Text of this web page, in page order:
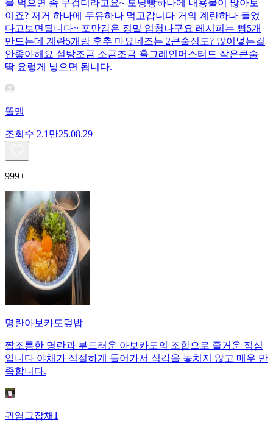
을 먹으면 좀 무겁더라고요~ 모닝빵하나에 내용물이 많아보
이죠? 저거 하나에 두유하나 먹고갑니다 거의 계란하나 들었
다고보면됩니다~ 포만감은 정말 엄청나구요 레시피는 빵5개
만드는데 계란5개랑 후추 마요네즈는 2큰술정도? 많이넣는걸
안좋아해요 설탕조금 소금조금 홀그레인머스터드 작은큰술
딱 요렇게 넣으면 됩니다.
똘맹
조회수 2.1만25.08.29
999+
명란아보카도덮밥
짭조름한 명란과 부드러운 아보카도의 조합으로 즐거운 점심
입니다 야채가 적절하게 들어가서 식감을 놓치지 않고 매우 만
족합니다.
귀염그잡채1